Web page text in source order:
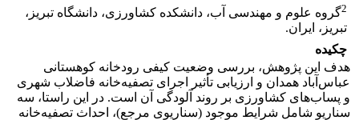
2گروه علوم و مهندسی آب، دانشکده کشاورزی، دانشگاه تبریز،
تبریز، ایران.
چکیده
هدف این پژوهش، بررسی وضعیت کیفی رودخانه کوهستانی
عباس‌آباد همدان و ارزیابی تأثیر اجرای تصفیه‌خانه فاضلاب شهری
و پساب‌های کشاورزی بر روند آلودگی آن است. در این راستا، سه
سناریو شامل شرایط موجود (سناریوی مرجع)، احداث تصفیه‌خانه